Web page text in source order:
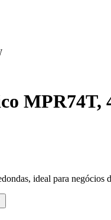
MPR74T,
ideal para